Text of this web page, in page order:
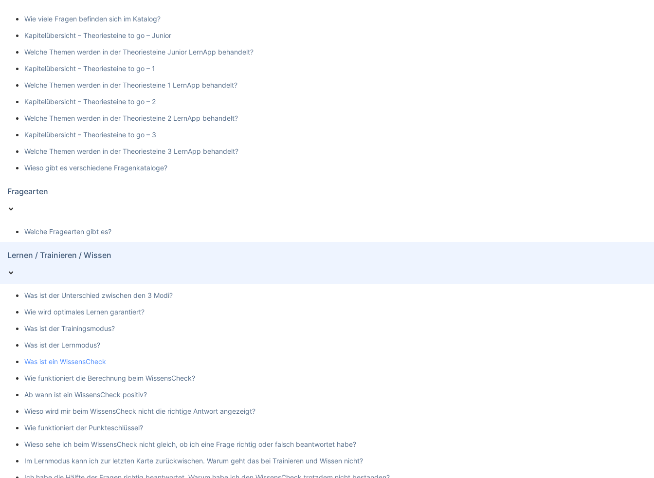
Wie viele Fragen befinden sich im Katalog?
Kapitelübersicht – Theoriesteine to go – Junior
Welche Themen werden in der Theoriesteine Junior LernApp behandelt?
Kapitelübersicht – Theoriesteine to go – 1
Welche Themen werden in der Theoriesteine 1 LernApp behandelt?
Kapitelübersicht – Theoriesteine to go – 2
Welche Themen werden in der Theoriesteine 2 LernApp behandelt?
Kapitelübersicht – Theoriesteine to go – 3
Welche Themen werden in der Theoriesteine 3 LernApp behandelt?
Wieso gibt es verschiedene Fragenkataloge?
Fragearten
Welche Fragearten gibt es?
Lernen / Trainieren / Wissen
Was ist der Unterschied zwischen den 3 Modi?
Wie wird optimales Lernen garantiert?
Was ist der Trainingsmodus?
Was ist der Lernmodus?
Was ist ein WissensCheck
Wie funktioniert die Berechnung beim WissensCheck?
Ab wann ist ein WissensCheck positiv?
Wieso wird mir beim WissensCheck nicht die richtige Antwort angezeigt?
Wie funktioniert der Punkteschlüssel?
Wieso sehe ich beim WissensCheck nicht gleich, ob ich eine Frage richtig oder falsch beantwortet habe?
Im Lernmodus kann ich zur letzten Karte zurückwischen. Warum geht das bei Trainieren und Wissen nicht?